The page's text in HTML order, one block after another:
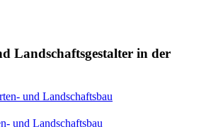
Landschaftsgestalter in der
und Landschaftsbau
und Landschaftsbau